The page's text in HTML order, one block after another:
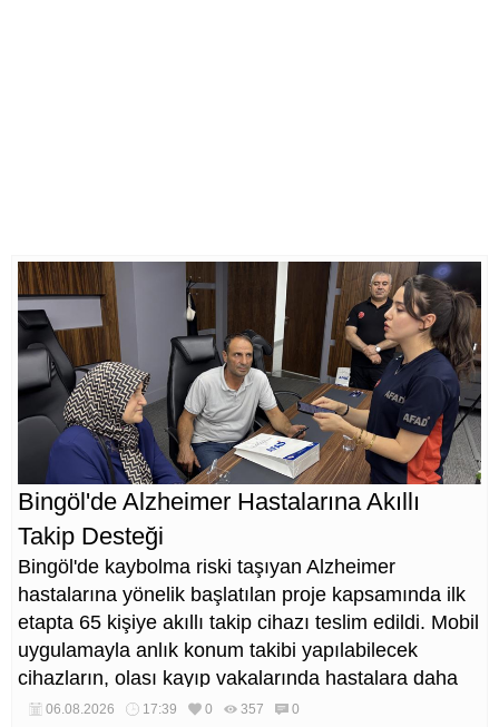
Bingöl'de Alzheimer Hastalarına Akıllı
Takip Desteği
Bingöl'de kaybolma riski taşıyan Alzheimer
hastalarına yönelik başlatılan proje kapsamında ilk
etapta 65 kişiye akıllı takip cihazı teslim edildi. Mobil
uygulamayla anlık konum takibi yapılabilecek
cihazların, olası kayıp vakalarında hastalara daha
kısa sürede ulaşılmasını sağlaması hedefleniyor.
06.08.2026 17:39 0 357 0